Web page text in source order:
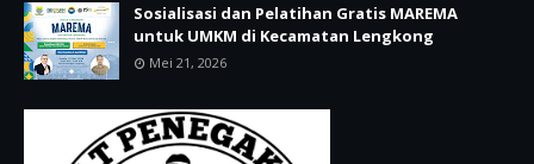
Sosialisasi dan Pelatihan Gratis MAREMA
untuk UMKM di Kecamatan Lengkong
Mei 21, 2026